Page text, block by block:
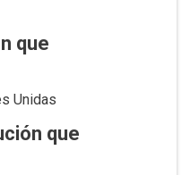
que
Unidas
que